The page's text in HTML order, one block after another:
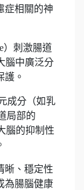
症相關的神
）刺激腸道
腦中廣泛分
護。
成分（如乳
局部的
腦的抑制性
晰、穩定性
為腸腦健康